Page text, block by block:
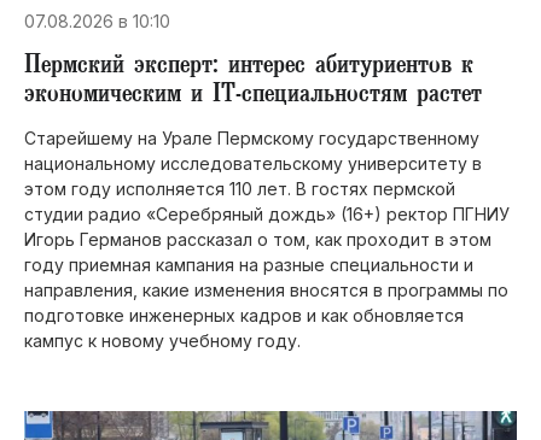
07.08.2026 в 10:10
Пермский эксперт: интерес абитуриентов к
экономическим и IT-специальностям растет
Старейшему на Урале Пермскому государственному
национальному исследовательскому университету в
этом году исполняется 110 лет. В гостях пермской
студии радио «Серебряный дождь» (16+) ректор ПГНИУ
Игорь Германов рассказал о том, как проходит в этом
году приемная кампания на разные специальности и
направления, какие изменения вносятся в программы по
подготовке инженерных кад­ров и как обновляется
кампус к новому учебному году.